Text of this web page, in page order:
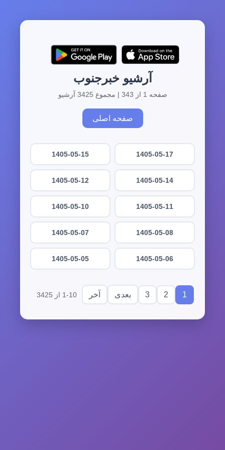
آرشیو خبرجنوب
صفحه 1 از 343 | مجموع 3425 آرشیو
صفحه اصلی
1405-05-17
1405-05-15
1405-05-14
1405-05-12
1405-05-11
1405-05-10
1405-05-08
1405-05-07
1405-05-06
1405-05-05
1
2
3 بعدی آخر 1-10 از 3425